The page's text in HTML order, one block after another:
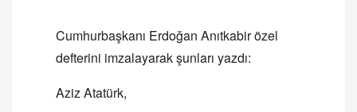
Cumhurbaşkanı Erdoğan Anıtkabir özel
defterini imzalayarak şunları yazdı:
Aziz Atatürk,